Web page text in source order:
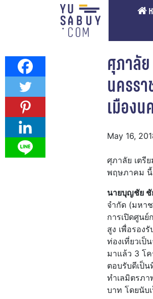
ศุภาลั
นครร
เมืองน
May 16,
ศุภาลัย เตรีย
พฤษภาคม นี้
นายบุญชัย
จำกัด (มหา
การเปิดศูน
สูง เพื่อรอง
ท่องเที่ยวเป็
มาแล้ว 3 โ
ตอบรับดีเป็น
ทำเลมิตรภ
บาท โดยนับ